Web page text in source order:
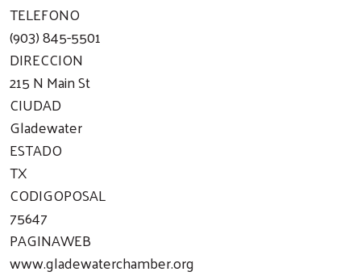
TELEFONO
(903) 845-5501
DIRECCION
215 N Main St
CIUDAD
Gladewater
ESTADO
TX
CODIGOPOSAL
75647
PAGINAWEB
www.gladewaterchamber.org